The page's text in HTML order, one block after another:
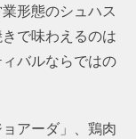
形態のシュハス
で味わえるのは
バルならではの
アーダ」、鶏肉